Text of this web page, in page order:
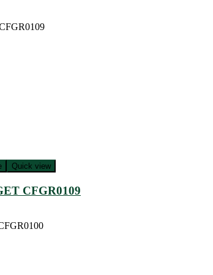
Quick view
CFGR0109